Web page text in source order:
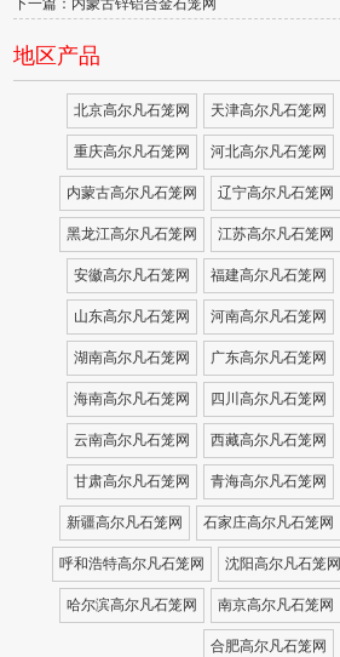
下一篇：内蒙古锌铝合金石笼网
地区产品
北京高尔凡石笼网 天津高尔凡石笼网
重庆高尔凡石笼网 河北高尔凡石笼网
内蒙古高尔凡石笼网 辽宁高尔凡石笼网
黑龙江高尔凡石笼网 江苏高尔凡石笼网
安徽高尔凡石笼网 福建高尔凡石笼网
山东高尔凡石笼网 河南高尔凡石笼网
湖南高尔凡石笼网 广东高尔凡石笼网
海南高尔凡石笼网 四川高尔凡石笼网
云南高尔凡石笼网 西藏高尔凡石笼网
甘肃高尔凡石笼网 青海高尔凡石笼网
新疆高尔凡石笼网 石家庄高尔凡石笼网
呼和浩特高尔凡石笼网 沈阳高尔凡石笼网
哈尔滨高尔凡石笼网 南京高尔凡石笼网
合肥高尔凡石笼网